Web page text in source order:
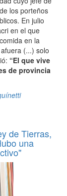
los porteños
En julio
en el que
en la
(...) solo
“El que vive
de provincia
de Tierras,
una